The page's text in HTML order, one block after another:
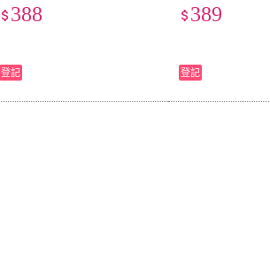
388
登記
389
登記